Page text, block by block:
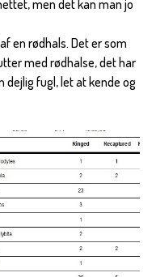
men det kan man jo
en rødhals. Det er som
med rødhalse, det har
dejlig fugl, let at kende og